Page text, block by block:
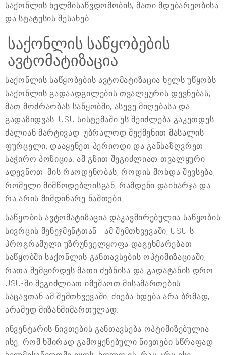
საქონლის ხელმისაწვდომობის, მათი მდებარეობისა
და სტატუსის შესახებ.
საქონლის საწყობების
ავტომატიზაცია
საქონლის საწყობების ავტომატიზაცია ხელს უწყობს
საქონლის გადაადგილების თვალყურის დევნებას,
მათ მოძრაობას საწყობში, ასევე მიღებასა და
გადაზიდვას. USU სისტემაში ეს შეიძლება გაკეთდეს
ძალიან მარტივად: უბრალოდ შექმენით მასალის
ფურცელი, დააყენეთ პერიოდი და განსაზღვრეთ
საჭირო პოზიცია. ამ გზით შეგიძლიათ თვალყური
ადევნოთ: მის რაოდენობას, როდის მოხდა შევსება,
რომელი მიმწოდებლისგან, რამდენი დაიხარჯა და
რა არის მიმდინარე ნაშთები.
საწყობის ავტომატიზაცია დაკავშირებულია საწყობის
სივრცის მენეჯმენტთან - ამ შემთხვევაში, USU-ს
პროგრამული უზრუნველყოფა დაგეხმარებათ
საწყობში საქონლის განთავსების ოპტიმიზაციაში,
რათა შემცირდეს მათი ძებნისა და გადატანის დრო.
USU-ში შეგიძლიათ იმუშაოთ მისამართების
საცავთან ამ შემთხვევაში, ძიება ხდება არა ბრმად,
არამედ მიზანმიმართულად.
ინვენტარის ნივთების განთავსება ოპტიმიზებულია
ისე, რომ ხშირად გამოყენებული ნივთები სწრაფად